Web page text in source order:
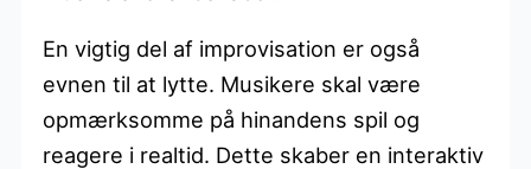
En vigtig del af improvisation er også
evnen til at lytte. Musikere skal være
opmærksomme på hinandens spil og
reagere i realtid. Dette skaber en interaktiv